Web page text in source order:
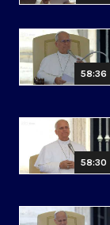
58:36
58:30